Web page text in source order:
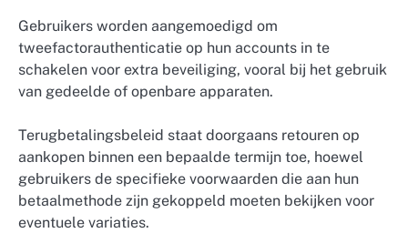
Gebruikers worden aangemoedigd om
tweefactorauthenticatie op hun accounts in te
schakelen voor extra beveiliging, vooral bij het gebruik
van gedeelde of openbare apparaten.
Terugbetalingsbeleid staat doorgaans retouren op
aankopen binnen een bepaalde termijn toe, hoewel
gebruikers de specifieke voorwaarden die aan hun
betaalmethode zijn gekoppeld moeten bekijken voor
eventuele variaties.